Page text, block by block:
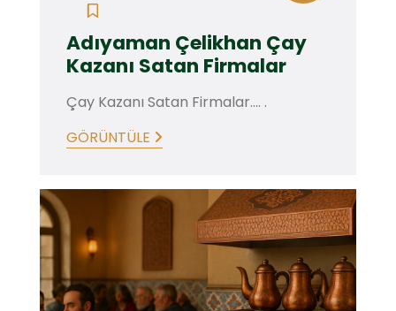
Adıyaman Çelikhan Çay
Kazanı Satan Firmalar
Çay Kazanı Satan Firmalar.... .
GÖRÜNTÜLE